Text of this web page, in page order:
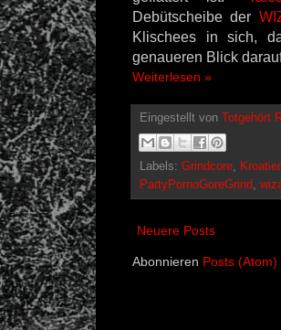
Debütscheibe der
Klischees in sich,
genaueren Blick
Weiterlesen »
Eingestellt von Totgehört
Labels: Grindcore
PartyPornoGoreGrind
Neuere Posts
Abonnieren Posts (Atom)